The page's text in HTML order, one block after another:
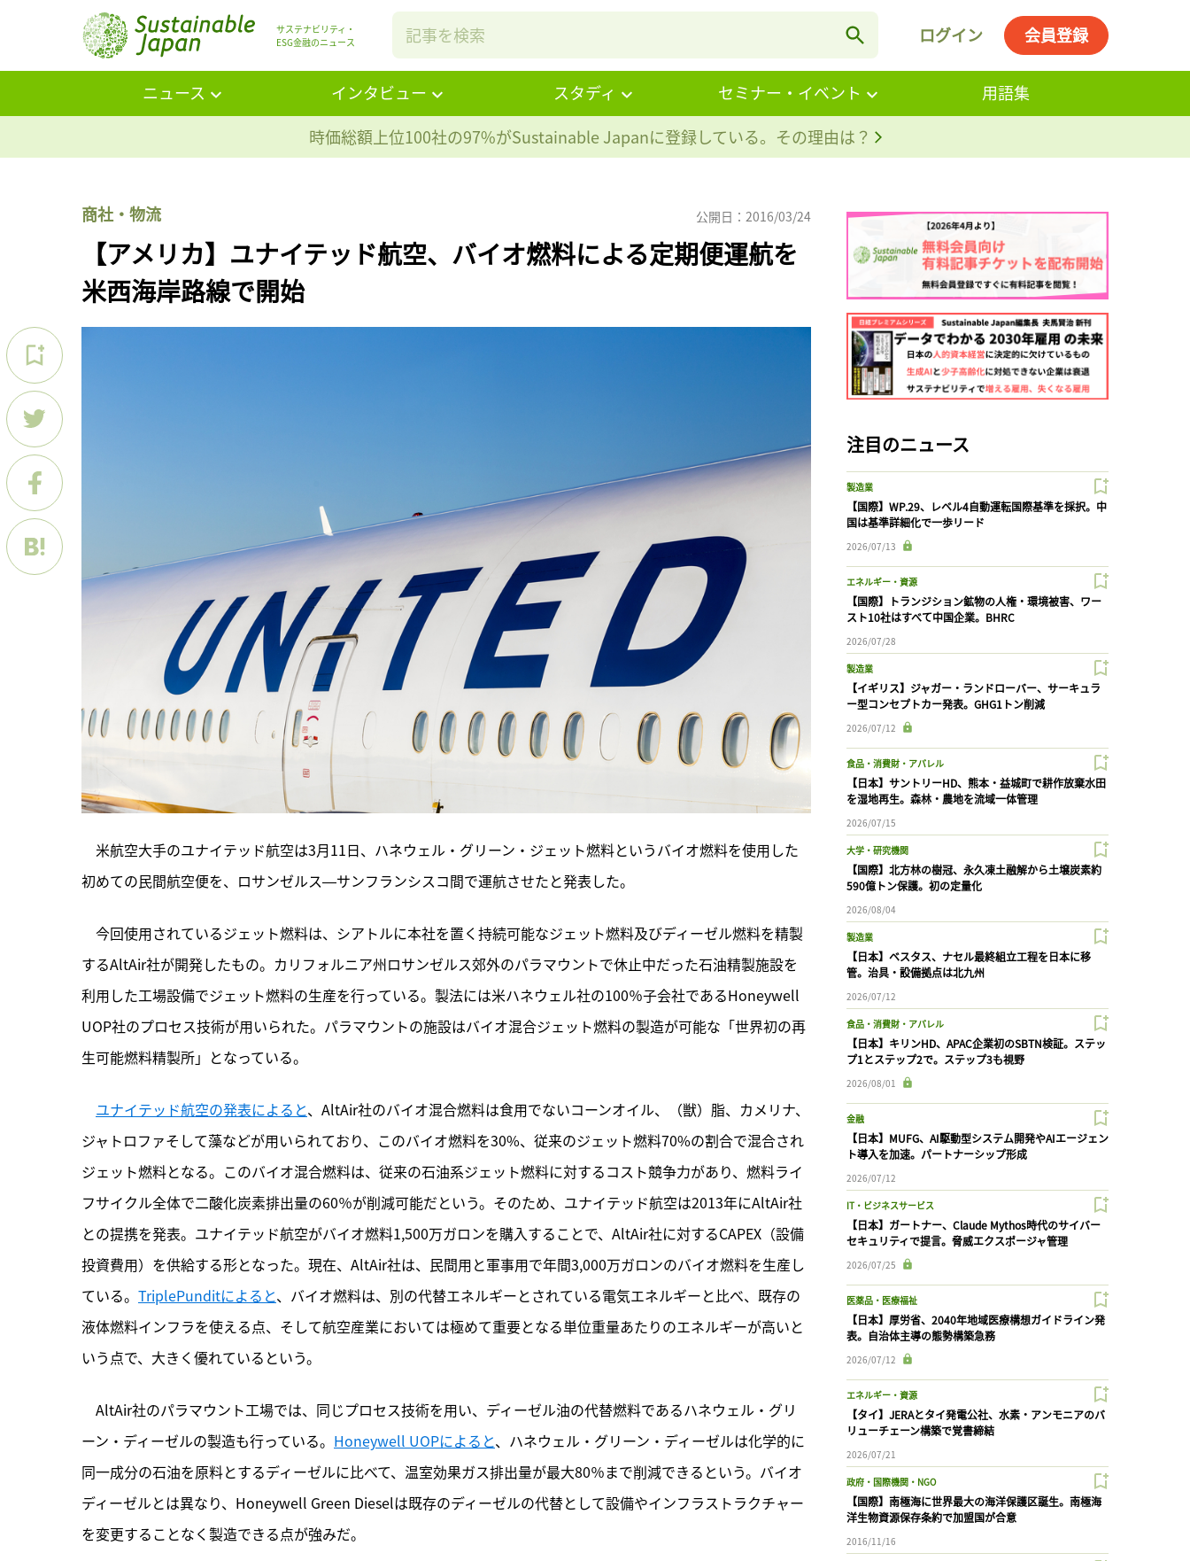
サステナビリティ・
ESG金融のニュース
ログイン 会員登録
ニュース インタビュー スタディ セミナー・イベント
用語集
時価総額上位100社の97%がSustainable Japanに登録している。その理由は？
商社・物流 公開日：2016/03/24
【アメリカ】ユナイテッド航空、バイオ燃料による定期便運航を
米西海岸路線で開始
米航空大手のユナイテッド航空は3月11日、ハネウェル・グリーン・ジェット燃料というバイオ燃料を使用した
初めての民間航空便を、ロサンゼルス―サンフランシスコ間で運航させたと発表した。
今回使用されているジェット燃料は、シアトルに本社を置く持続可能なジェット燃料及びディーゼル燃料を精製
するAltAir社が開発したもの。カリフォルニア州ロサンゼルス郊外のパラマウントで休止中だった石油精製施設を
利用した工場設備でジェット燃料の生産を行っている。製法には米ハネウェル社の100％子会社であるHoneywell
UOP社のプロセス技術が用いられた。パラマウントの施設はバイオ混合ジェット燃料の製造が可能な「世界初の再
生可能燃料精製所」となっている。
ユナイテッド航空の発表によると、AltAir社のバイオ混合燃料は食用でないコーンオイル、（獣）脂、カメリナ、
ジャトロファそして藻などが用いられており、このバイオ燃料を30%、従来のジェット燃料70%の割合で混合され
ジェット燃料となる。このバイオ混合燃料は、従来の石油系ジェット燃料に対するコスト競争力があり、燃料ライ
フサイクル全体で二酸化炭素排出量の60％が削減可能だという。そのため、ユナイテッド航空は2013年にAltAir社
との提携を発表。ユナイテッド航空がバイオ燃料1,500万ガロンを購入することで、AltAir社に対するCAPEX（設備
投資費用）を供給する形となった。現在、AltAir社は、民間用と軍事用で年間3,000万ガロンのバイオ燃料を生産し
ている。 TriplePunditによると、バイオ燃料は、別の代替エネルギーとされている電気エネルギーと比べ、既存の
液体燃料インフラを使える点、そして航空産業においては極めて重要となる単位重量あたりのエネルギーが高いと
いう点で、大きく優れているという。
AltAir社のパラマウント工場では、同じプロセス技術を用い、ディーゼル油の代替燃料であるハネウェル・グリ
ーン・ディーゼルの製造も行っている。 Honeywell UOPによると、ハネウェル・グリーン・ディーゼルは化学的に
同一成分の石油を原料とするディーゼルに比べて、温室効果ガス排出量が最大80％まで削減できるという。バイオ
ディーゼルとは異なり、Honeywell Green Dieselは既存のディーゼルの代替として設備やインフラストラクチャー
を変更することなく製造できる点が強みだ。
注目のニュース
製造業
【国際】WP.29、レベル4自動運転国際基準を採択。中
国は基準詳細化で一歩リード
2026/07/13
エネルギー・資源
【国際】トランジション鉱物の人権・環境被害、ワー
スト10社はすべて中国企業。BHRC
2026/07/28
製造業
【イギリス】ジャガー・ランドローバー、サーキュラ
ー型コンセプトカー発表。GHG1トン削減
2026/07/12
食品・消費財・アパレル
【日本】サントリーHD、熊本・益城町で耕作放棄水田
を湿地再生。森林・農地を流域一体管理
2026/07/15
大学・研究機関
【国際】北方林の樹冠、永久凍土融解から土壌炭素約
590億トン保護。初の定量化
2026/08/04
製造業
【日本】ベスタス、ナセル最終組立工程を日本に移
管。治具・設備拠点は北九州
2026/07/12
食品・消費財・アパレル
【日本】キリンHD、APAC企業初のSBTN検証。ステッ
プ1とステップ2で。ステップ3も視野
2026/08/01
金融
【日本】MUFG、AI駆動型システム開発やAIエージェン
ト導入を加速。パートナーシップ形成
2026/07/12
IT・ビジネスサービス
【日本】ガートナー、Claude Mythos時代のサイバー
セキュリティで提言。脅威エクスポージャ管理
2026/07/25
医薬品・医療福祉
【日本】厚労省、2040年地域医療構想ガイドライン発
表。自治体主導の態勢構築急務
2026/07/12
エネルギー・資源
【タイ】JERAとタイ発電公社、水素・アンモニアのバ
リューチェーン構築で覚書締結
2026/07/21
政府・国際機関・NGO
【国際】南極海に世界最大の海洋保護区誕生。南極海
洋生物資源保存条約で加盟国が合意
2016/11/16